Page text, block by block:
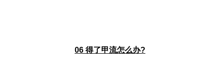
06 得了甲流怎么办?